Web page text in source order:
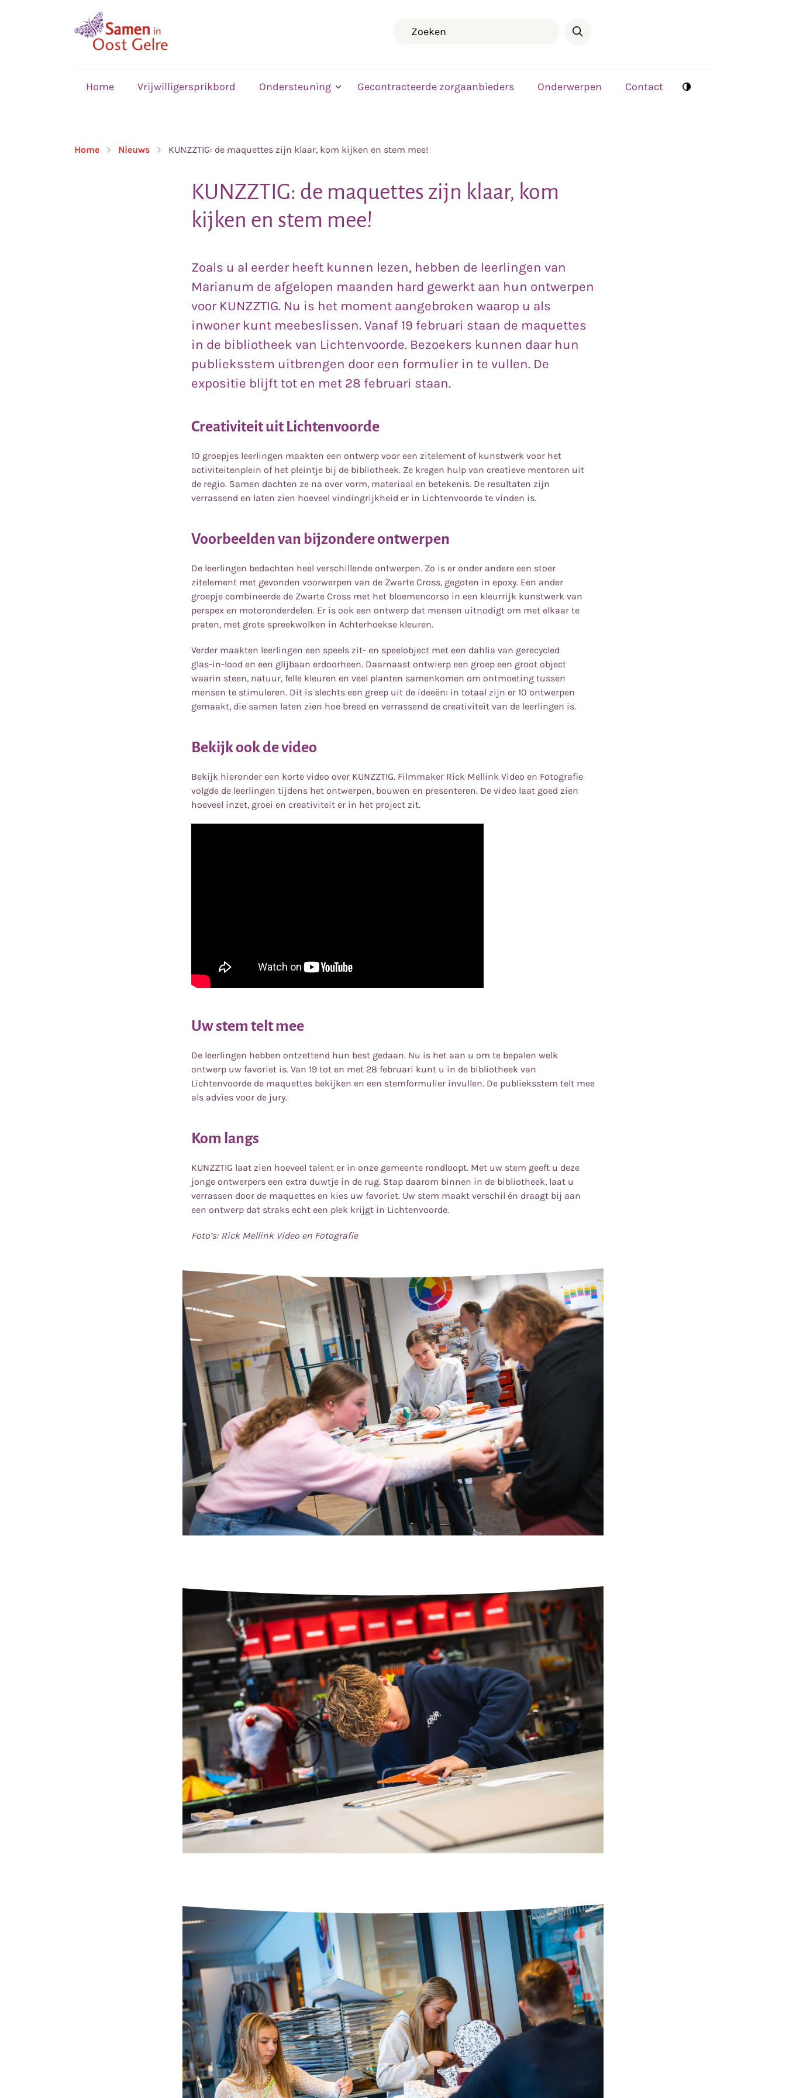
Home Vrijwilligersprikbord Ondersteuning Gecontracteerde zorgaanbieders Onderwerpen Contact
Home Nieuws KUNZZTIG: de maquettes zijn klaar, kom kijken en stem mee!
KUNZZTIG: de maquettes zijn klaar, kom
kijken en stem mee!
Zoals u al eerder heeft kunnen lezen, hebben de leerlingen van
Marianum de afgelopen maanden hard gewerkt aan hun ontwerpen
voor KUNZZTIG. Nu is het moment aangebroken waarop u als
inwoner kunt meebeslissen. Vanaf 19 februari staan de maquettes
in de bibliotheek van Lichtenvoorde. Bezoekers kunnen daar hun
publieksstem uitbrengen door een formulier in te vullen. De
expositie blijft tot en met 28 februari staan.
Creativiteit uit Lichtenvoorde
10 groepjes leerlingen maakten een ontwerp voor een zitelement of kunstwerk voor het
activiteitenplein of het pleintje bij de bibliotheek. Ze kregen hulp van creatieve mentoren uit
de regio. Samen dachten ze na over vorm, materiaal en betekenis. De resultaten zijn
verrassend en laten zien hoeveel vindingrijkheid er in Lichtenvoorde te vinden is.
Voorbeelden van bijzondere ontwerpen
De leerlingen bedachten heel verschillende ontwerpen. Zo is er onder andere een stoer
zitelement met gevonden voorwerpen van de Zwarte Cross, gegoten in epoxy. Een ander
groepje combineerde de Zwarte Cross met het bloemencorso in een kleurrijk kunstwerk van
perspex en motoronderdelen. Er is ook een ontwerp dat mensen uitnodigt om met elkaar te
praten, met grote spreekwolken in Achterhoekse kleuren.
Verder maakten leerlingen een speels zit‑ en speelobject met een dahlia van gerecycled
glas‑in‑lood en een glijbaan erdoorheen. Daarnaast ontwierp een groep een groot object
waarin steen, natuur, felle kleuren en veel planten samenkomen om ontmoeting tussen
mensen te stimuleren. Dit is slechts een greep uit de ideeën: in totaal zijn er 10 ontwerpen
gemaakt, die samen laten zien hoe breed en verrassend de creativiteit van de leerlingen is.
Bekijk ook de video
Bekijk hieronder een korte video over KUNZZTIG. Filmmaker Rick Mellink Video en Fotografie
volgde de leerlingen tijdens het ontwerpen, bouwen en presenteren. De video laat goed zien
hoeveel inzet, groei en creativiteit er in het project zit.
Uw stem telt mee
De leerlingen hebben ontzettend hun best gedaan. Nu is het aan u om te bepalen welk
ontwerp uw favoriet is. Van 19 tot en met 28 februari kunt u in de bibliotheek van
Lichtenvoorde de maquettes bekijken en een stemformulier invullen. De publieksstem telt mee
als advies voor de jury.
Kom langs
KUNZZTIG laat zien hoeveel talent er in onze gemeente rondloopt. Met uw stem geeft u deze
jonge ontwerpers een extra duwtje in de rug. Stap daarom binnen in de bibliotheek, laat u
verrassen door de maquettes en kies uw favoriet. Uw stem maakt verschil én draagt bij aan
een ontwerp dat straks echt een plek krijgt in Lichtenvoorde.
Foto’s: Rick Mellink Video en Fotografie